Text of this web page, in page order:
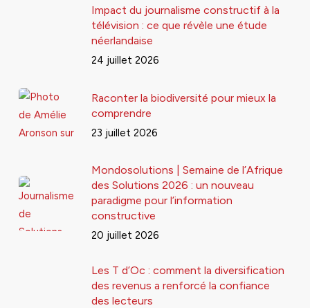
Impact du journalisme constructif à la
télévision : ce que révèle une étude
néerlandaise
24 juillet 2026
Raconter la biodiversité pour mieux la
comprendre
23 juillet 2026
Mondosolutions | Semaine de l’Afrique
des Solutions 2026 : un nouveau
paradigme pour l’information
constructive
20 juillet 2026
Les T d’Oc : comment la diversification
des revenus a renforcé la confiance
des lecteurs